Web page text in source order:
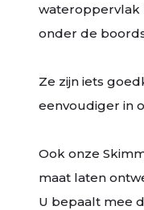
wateroppervlak
onder de
Ze zijn iets
eenvoudiger in
Ook onze
maat laten
U bepaalt mee